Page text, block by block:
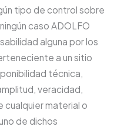
tipo de control sobre
caso ADOLFO
alguna por los
a un sitio
técnica,
veracidad,
cualquier material o
de dichos